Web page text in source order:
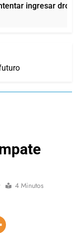
ingresar droga
4 Minutos